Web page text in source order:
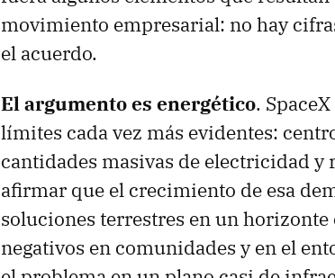
movimiento empresarial: no hay
el acuerdo.
El argumento es energético.
límites cada vez más evidentes:
cantidades masivas de electricidad y
afirmar que el crecimiento de esa
soluciones terrestres en un
negativos en comunidades y en el